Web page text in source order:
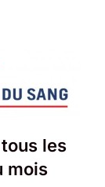
les
mois